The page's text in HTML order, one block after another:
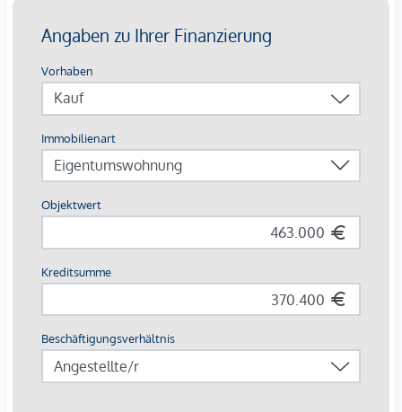
Highlights auf einen Blick
Europas erstes Stadtquartier in Holzbauweise
CO²-neutrale Energieversorgung durch Geothermie &
253 Wohnungen von 34 – 108 m²
Jede Einheit mit Außenfläche
Perfekte Innenstadtlage mit Natur, Kultur und Kulinarik
Beim Kauf einer 3- oder 4-Zimmerwohnung kann ein Kfz-
Stellplatz in der hauseigenen Tiefgarage um € 44.000,-
erworben werden.
Provisionsfrei für den Käufer!